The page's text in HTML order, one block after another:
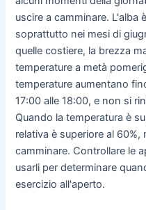
uscire a camminare. L'alba
soprattutto nei mesi di
quelle costiere, la brezza
temperature a metà
temperature aumentano
17:00 alle 18:00, e non si
Quando la temperatura è
relativa è superiore al
camminare. Controllare le
usarli per determinare
esercizio all'aperto.